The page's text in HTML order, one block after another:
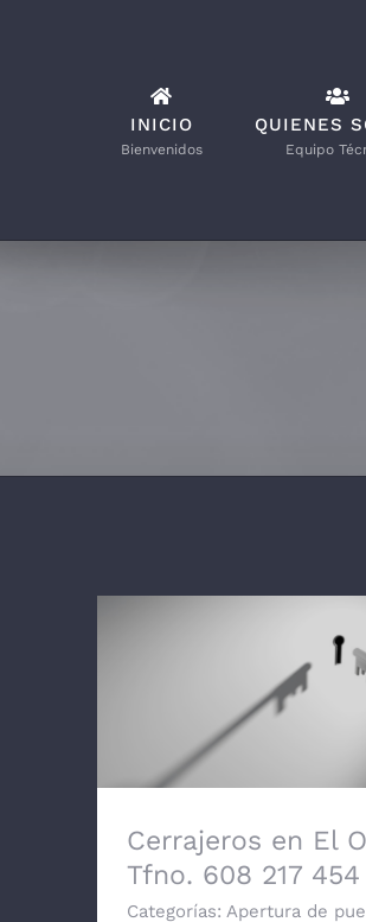
INICIO
Bienvenidos
QUIENES
Equipo
Cerrajeros en El Ortigal
Cerrajeros en El
Tfno. 608 217 454
Categorías: Apertura de